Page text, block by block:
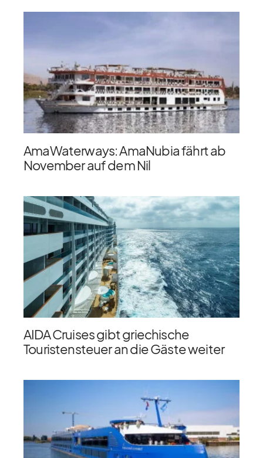
AmaWaterways: AmaNubia fährt ab
November auf dem Nil
AIDA Cruises gibt griechische
Touristensteuer an die Gäste weiter